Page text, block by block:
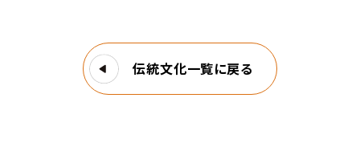
伝統文化一覧に戻る